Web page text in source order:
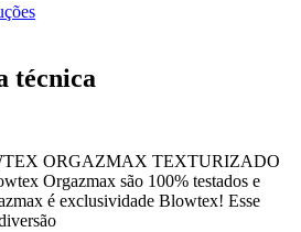
técnica
ORGAZMAX TEXTURIZADO
Orgazmax são 100% testados e
é exclusividade Blowtex! Esse